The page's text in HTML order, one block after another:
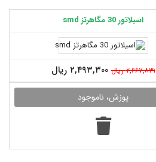
اسیلاتور 30 مگاهرتز smd
۲,۶۶۷,۸۳۱ ریال ۲,۴۹۳,۳۰۰ ریال